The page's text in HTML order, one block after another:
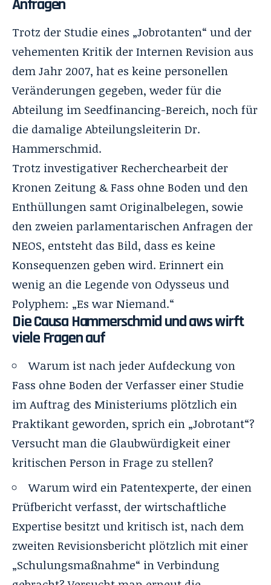
Anfragen
Trotz der Studie eines „Jobrotanten“ und der
vehementen Kritik der Internen Revision aus
dem Jahr 2007, hat es keine personellen
Veränderungen gegeben, weder für die
Abteilung im Seedfinancing-Bereich, noch für
die damalige Abteilungsleiterin Dr.
Hammerschmid.
Trotz investigativer Recherchearbeit der
Kronen Zeitung & Fass ohne Boden und den
Enthüllungen samt Originalbelegen, sowie
den zweien parlamentarischen Anfragen der
NEOS, entsteht das Bild, dass es keine
Konsequenzen geben wird. Erinnert ein
wenig an die Legende von Odysseus und
Polyphem: „Es war Niemand.“
Die Causa Hammerschmid und aws wirft
viele Fragen auf
Warum ist nach jeder Aufdeckung von
Fass ohne Boden der Verfasser einer Studie
im Auftrag des Ministeriums plötzlich ein
Praktikant geworden, sprich ein „Jobrotant“?
Versucht man die Glaubwürdigkeit einer
kritischen Person in Frage zu stellen?
Warum wird ein Patentexperte, der einen
Prüfbericht verfasst, der wirtschaftliche
Expertise besitzt und kritisch ist, nach dem
zweiten Revisionsbericht plötzlich mit einer
„Schulungsmaßnahme“ in Verbindung